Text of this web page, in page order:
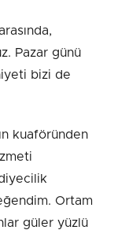
Pazar günü
bizi de
kuaföründen
Ortam
güler yüzlü